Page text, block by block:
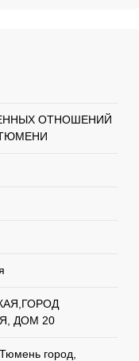
ОТНОШЕНИЙ
ДОМ 20
город,